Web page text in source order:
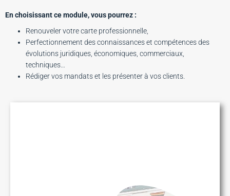
En choisissant ce module, vous pourrez :
Renouveler votre carte professionnelle,
Perfectionnement des connaissances et compétences des
évolutions juridiques, économiques, commerciaux,
techniques…
Rédiger vos mandats et les présenter à vos clients.